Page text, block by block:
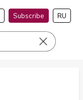
Subscribe RU